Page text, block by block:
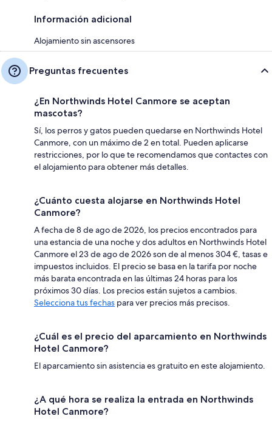
Información adicional
Alojamiento sin ascensores
Preguntas frecuentes
¿En Northwinds Hotel Canmore se aceptan
mascotas?
Sí, los perros y gatos pueden quedarse en Northwinds Hotel
Canmore, con un máximo de 2 en total. Pueden aplicarse
restricciones, por lo que te recomendamos que contactes con
el alojamiento para obtener más detalles.
¿Cuánto cuesta alojarse en Northwinds Hotel
Canmore?
A fecha de 8 de ago de 2026, los precios encontrados para
una estancia de una noche y dos adultos en Northwinds Hotel
Canmore el 23 de ago de 2026 son de al menos 304 €, tasas e
impuestos incluidos. El precio se basa en la tarifa por noche
más barata encontrada en las últimas 24 horas para los
próximos 30 días. Los precios están sujetos a cambios.
Selecciona tus fechas para ver precios más precisos.
¿Cuál es el precio del aparcamiento en Northwinds
Hotel Canmore?
El aparcamiento sin asistencia es gratuito en este alojamiento.
¿A qué hora se realiza la entrada en Northwinds
Hotel Canmore?